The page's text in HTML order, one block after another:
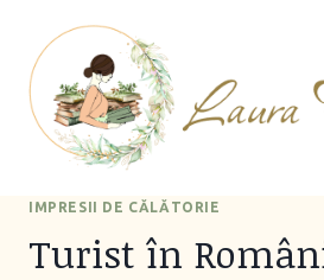
content
IMPRESII DE CĂLĂTORIE
Turist în